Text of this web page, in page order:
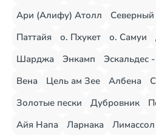
Ари (Алифу) Атолл
Паттайя
о. Пхукет о. Самуи
Шарджа
Энкамп Эскальдес
Вена
Цель ам Зее Албена
Золотые пески
Дубровник
Айя Напа
Ларнака Лимассол